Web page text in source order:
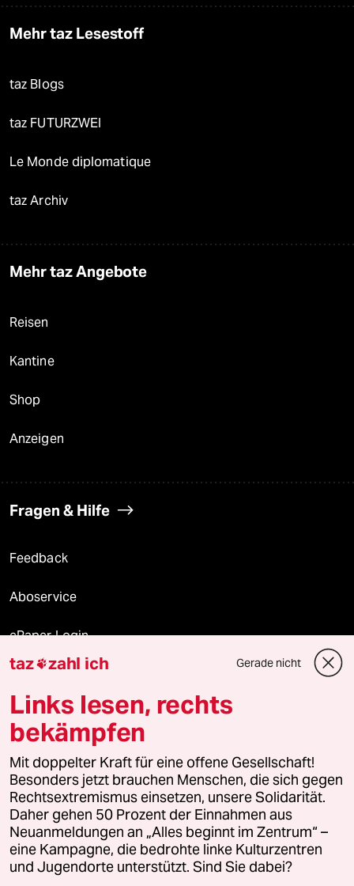
Mehr taz Lesestoff
taz Blogs
taz FUTURZWEI
Le Monde diplomatique
taz Archiv
Mehr taz Angebote
Reisen
Kantine
Shop
Anzeigen
Fragen & Hilfe
Feedback
Aboservice
ePaper Login
Downloads für Abonnierende
© 2026 taz Verlags und Vertriebs GmbH
Alle Rechte vorbehalten. Bei rechtlichen Fragen oder für Genehmigungen
wenden Sie sich bitte an
lizenzen@taz.de
Feedback Redaktionsstatut Kommune-Richtlinien
Leitlinie Informant Datenschutz Impressum AGB
taz zahl ich Gerade nicht
Links lesen, rechts
bekämpfen
Mit doppelter Kraft für eine offene Gesellschaft!
Besonders jetzt brauchen Menschen, die sich gegen
Rechtsextremismus einsetzen, unsere Solidarität.
Daher gehen 50 Prozent der Einnahmen aus
Neuanmeldungen an „Alles beginnt im Zentrum“ –
eine Kampagne, die bedrohte linke Kulturzentren
und Jugendorte unterstützt. Sind Sie dabei?